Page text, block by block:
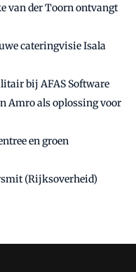
van der Toorn ontvangt
cateringvisie Isala
bij AFAS Software
Amro als oplossing voor
en groen
(Rijksoverheid)